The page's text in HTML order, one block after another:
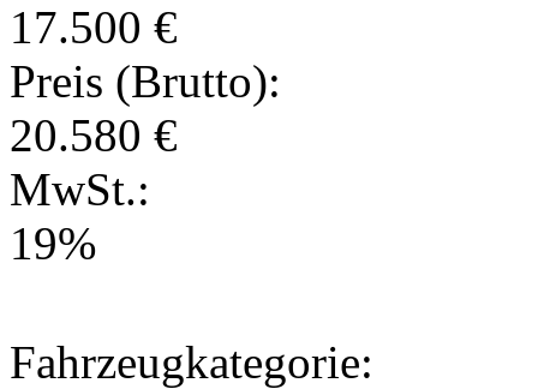
17.500 €
Preis (Brutto):
20.580 €
MwSt.:
19%
Fahrzeugkategorie: